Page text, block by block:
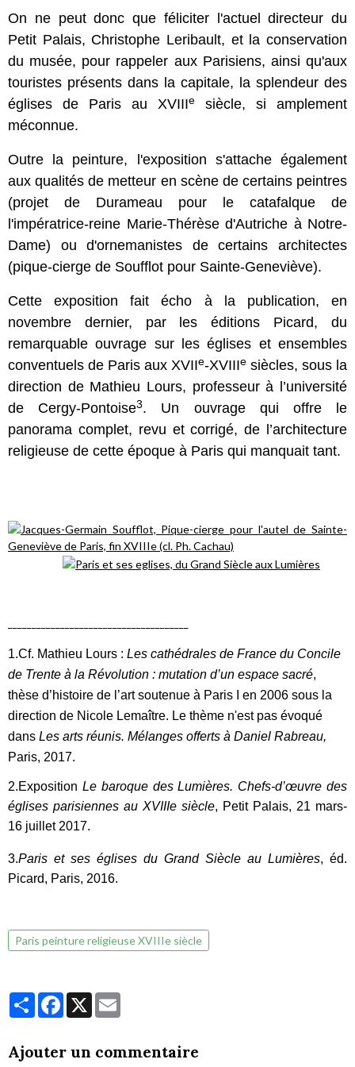
On ne peut donc que féliciter l'actuel directeur du
Petit Palais, Christophe Leribault, et la conservation
du musée, pour rappeler aux Parisiens, ainsi qu'aux
touristes présents dans la capitale, la splendeur des
églises de Paris au XVIIIe
siècle, si amplement
méconnue.
Outre la peinture, l'exposition s'attache également
aux qualités de metteur en scène de certains peintres
(projet de Durameau pour le catafalque de
l'impératrice-reine Marie-Thérèse d'Autriche à Notre-
Dame) ou d'ornemanistes de certains architectes
(pique-cierge de Soufflot pour Sainte-Geneviève).
Cette exposition fait écho à la publication, en
novembre dernier, par les éditions Picard, du
remarquable ouvrage sur les églises et ensembles
conventuels de Paris aux XVIIe-XVIIIe siècles, sous la
direction de Mathieu Lours, professeur à l’université
de Cergy-Pontoise3. Un ouvrage qui offre le
panorama complet, revu et corrigé, de l’architecture
religieuse de cette époque à Paris qui manquait tant.
1.Cf. Mathieu Lours : Les cathédrales de France du Concile
de Trente à la Révolution : mutation d’un espace sacré,
thèse d’histoire de l’art soutenue à Paris I en 2006 sous la
direction de Nicole Lemaître. Le thème n'est pas évoqué
dans Les arts réunis. Mélanges offerts à Daniel Rabreau,
Paris, 2017.
2.Exposition Le baroque des Lumières. Chefs-d’œuvre des
églises parisiennes au XVIIIe siècle, Petit Palais, 21 mars-
16 juillet 2017.
3.Paris et ses églises du Grand Siècle au Lumières, éd.
Picard, Paris, 2016.
Paris peinture religieuse XVIIIe siècle
PartagerFacebook
X
Ajouter un commentaire